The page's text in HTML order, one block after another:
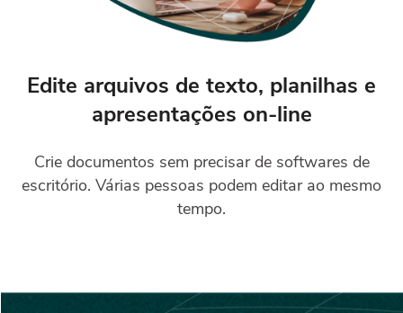
Edite arquivos de texto, planilhas e
apresentações on-line
Crie documentos sem precisar de softwares de
escritório. Várias pessoas podem editar ao mesmo
tempo.